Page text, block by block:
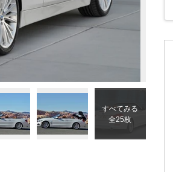
すべてみる
全25枚